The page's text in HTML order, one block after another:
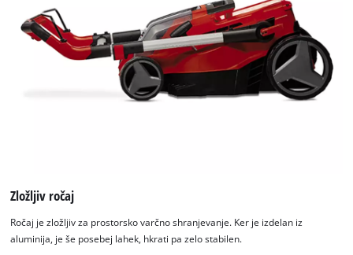
Zložljiv ročaj
Ročaj je zložljiv za prostorsko varčno shranjevanje. Ker je izdelan iz
aluminija, je še posebej lahek, hkrati pa zelo stabilen.